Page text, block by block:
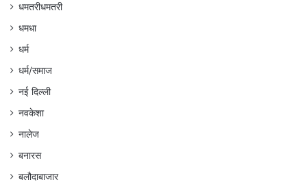
धमतरीधमतरी
धमधा
धर्म
धर्म/समाज
नई दिल्ली
नवकेशा
नालेज
बनारस
बलौदाबाजार